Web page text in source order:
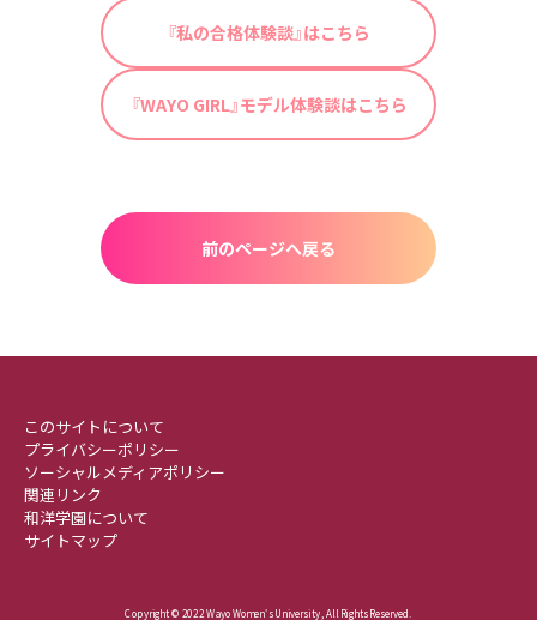
『私の合格体験談』はこちら
『WAYO GIRL』モデル体験談はこちら
前のページへ戻る
このサイトについて
プライバシーポリシー
ソーシャルメディアポリシー
関連リンク
和洋学園について
サイトマップ
Copyright © 2022 Wayo Women's University , All Rights Reserved.